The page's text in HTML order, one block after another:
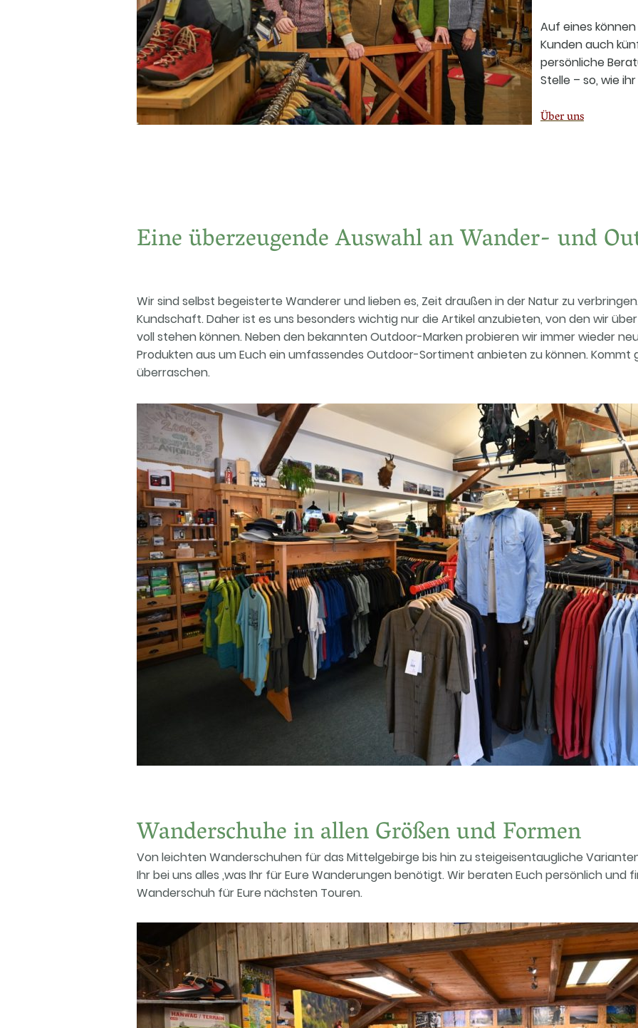
Auf eines
Kunden auch
persönliche
Stelle – so, wie
Über uns
Eine überzeugende Auswahl an Wander- und
Wir sind selbst begeisterte Wanderer und lieben es, Zeit draußen in der Natur zu
Kundschaft. Daher ist es uns besonders wichtig nur die Artikel anzubieten, von den wir
voll stehen können. Neben den bekannten Outdoor-Marken probieren wir immer wieder
Produkten aus um Euch ein umfassendes Outdoor-Sortiment anbieten zu können. Kommt
überraschen.
Wanderschuhe in allen Größen undFormen
Von leichten Wanderschuhen für das Mittelgebirge bis hin zu steigeisentaugliche
Ihr bei uns alles ,was Ihr für Eure Wanderungen benötigt. Wir beraten Euch persönlich
Wanderschuh für Eure nächsten Touren.